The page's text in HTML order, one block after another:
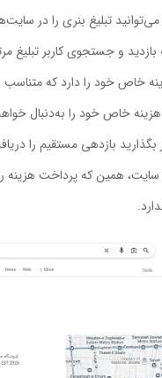
می‌توانید تبلیغ بنری را در
و جستجوی کاربر تبلیغ
خاص خود را دارد که متناسب
خاص خود را به‌دنبال
بگذارید بازدهی مستقیم را
همین که پرداخت هزینه